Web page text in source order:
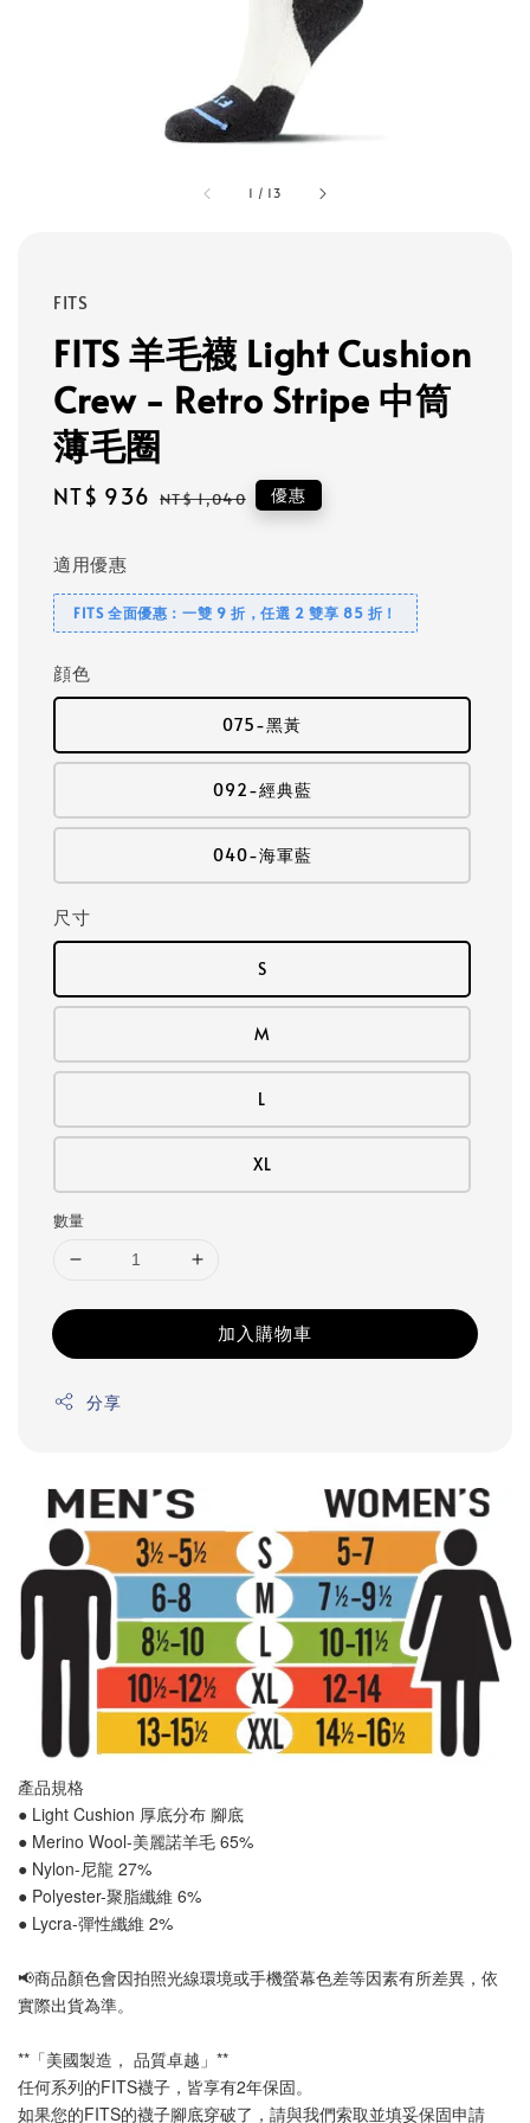
1 / 13
FITS
FITS 羊毛襪 Light Cushion
Crew - Retro Stripe 中筒
薄毛圈
Sale
NT$ 936 Regular
NT$ 1,040 優惠
適用優惠
FITS 全面優惠：一雙 9 折，任選 2 雙享 85 折！
顔色
075-黑黃
092-經典藍
040-海軍藍
尺寸
S
M
L
XL
數量
加入購物車
分享
產品規格
● Light Cushion 厚底分布 腳底
● Merino Wool-美麗諾羊毛 65%
● Nylon-尼龍 27%
● Polyester-聚脂纖維 6%
● Lycra-彈性纖維 2%
📢商品顏色會因拍照光線環境或手機螢幕色差等因素有所差異，依
實際出貨為準。
**「美國製造， 品質卓越」**
任何系列的FITS襪子，皆享有2年保固。
如果您的FITS的襪子腳底穿破了，請與我們索取並填妥保固申請